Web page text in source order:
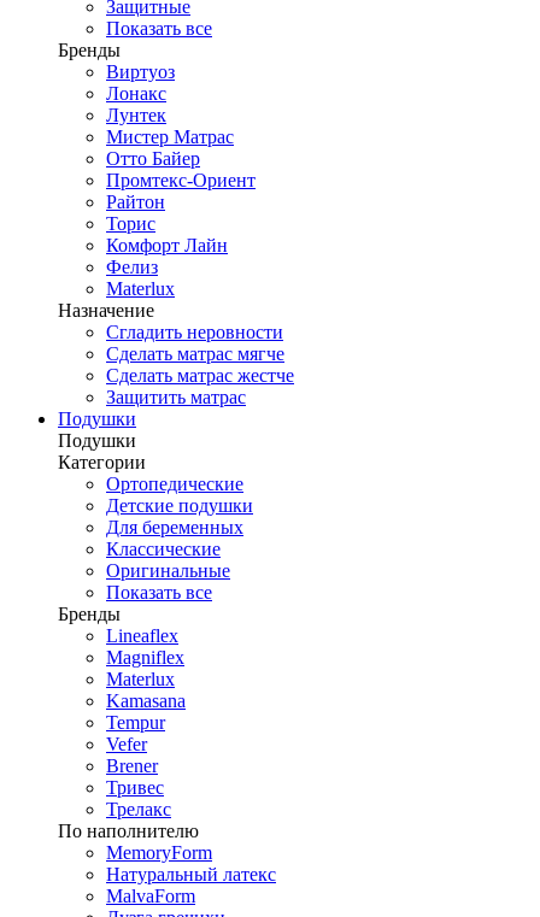
Защитные
Показать все
Бренды
Виртуоз
Лонакс
Лунтек
Мистер Матрас
Отто Байер
Промтекс-Ориент
Райтон
Торис
Комфорт Лайн
Фелиз
Materlux
Назначение
Сгладить неровности
Сделать матрас мягче
Сделать матрас жестче
Защитить матрас
Подушки
Подушки
Категории
Ортопедические
Детские подушки
Для беременных
Классические
Оригинальные
Показать все
Бренды
Lineaflex
Magniflex
Materlux
Kamasana
Tempur
Vefer
Brener
Тривес
Трелакс
По наполнителю
MemoryForm
Натуральный латекс
MalvaForm